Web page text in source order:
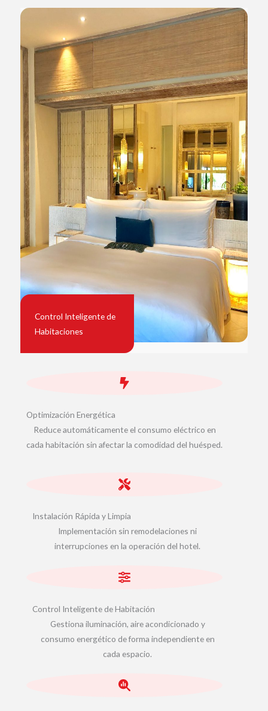
Control Inteligente de
Habitaciones
Optimización Energética
Reduce automáticamente el consumo eléctrico en
cada habitación sin afectar la comodidad del huésped.
Instalación Rápida y Limpia
Implementación sin remodelaciones ni
interrupciones en la operación del hotel.
Control Inteligente de Habitación
Gestiona iluminación, aire acondicionado y
consumo energético de forma independiente en
cada espacio.